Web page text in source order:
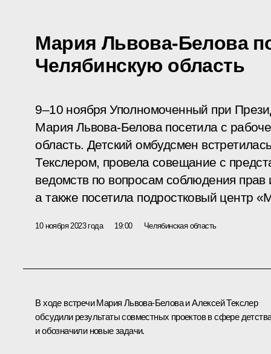
Мария Львова-Белова
Челябинскую область
9–10 ноября Уполномоченный при
Мария Львова-Белова посетила с
область. Детский омбудсмен
Текслером, провела совещание с
ведомств по вопросам соблюдения прав
а также посетила подростковый центр
10 ноября 2023 года 19:00 Челябинская область
В ходе встречиМария Львова-БеловаиАлексей Текслер
обсудили результаты совместных проектов в сфере
и обозначили новые задачи.